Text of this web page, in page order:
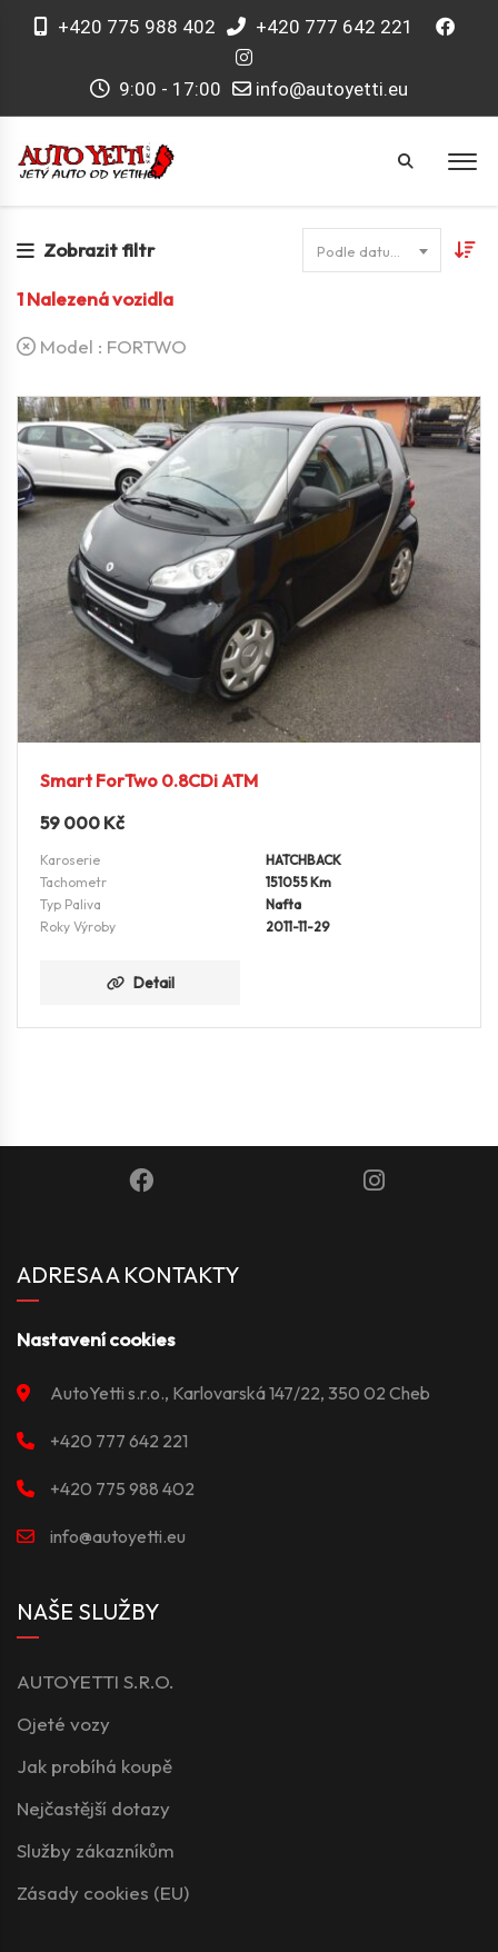
+420 775 988 402 +420 777 642 221
9:00 - 17:00 info@autoyetti.eu
Zobrazit filtr
1Nalezená vozidla
Model : FORTWO
Smart ForTwo 0.8CDi ATM
59 000 Kč
Karoserie
HATCHBACK
Tachometr
151055 Km
Typ Paliva
Nafta
Roky Výroby
2011-11-29
Detail
ADRESA A KONTAKTY
Nastavení cookies
AutoYetti s.r.o., Karlovarská 147/22, 350 02 Cheb
+420 777 642 221
+420 775 988 402
info@autoyetti.eu
NAŠE SLUŽBY
AUTOYETTI S.R.O.
Ojeté vozy
Jak probíhá koupě
Nejčastější dotazy
Služby zákazníkům
Zásady cookies (EU)